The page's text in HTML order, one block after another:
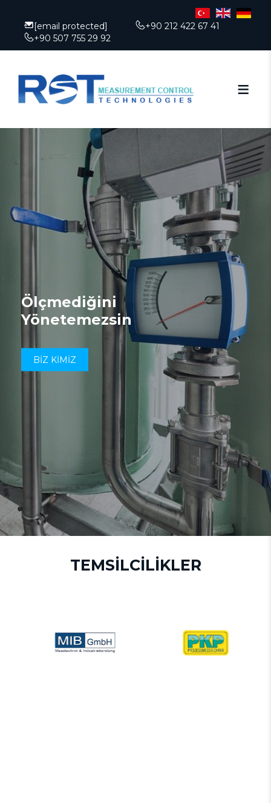
[email protected]
+90 212 422 67 41
+90 507 755 29 92
Ölçmediğini
Yönetemezsin
BİZ KİMİZ
TEMSİLCİLİKLER